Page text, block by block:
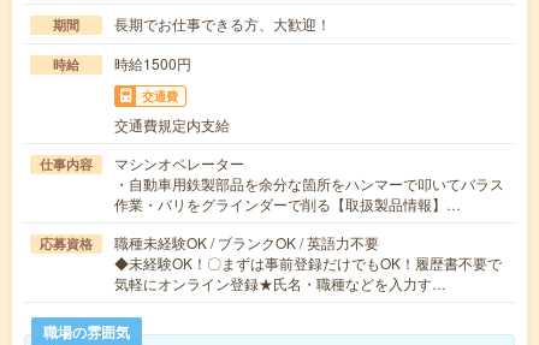
期間 長期でお仕事できる方、大歓迎！
時給 時給1500円
交通費
交通費規定内支給
仕事内容
マシンオペレーター
・自動車用鉄製部品を余分な箇所をハンマーで叩いてバラス
作業・バリをグラインダーで削る【取扱製品情報】…
応募資格
職種未経験OK / ブランクOK / 英語力不要
◆未経験OK！〇まずは事前登録だけでもOK！履歴書不要で
気軽にオンライン登録★氏名・職種などを入力す…
職場の雰囲気